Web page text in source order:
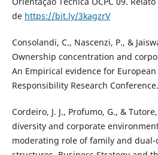
de https://bit.ly/3kagzrV
Consolandi, C., Nascenzi, P., &
Ownership concentration and
An Empirical evidence for
Responsibility Research Conference.
Cordeiro, J. J., Profumo, G., &
diversity and corporate
moderating role of family and